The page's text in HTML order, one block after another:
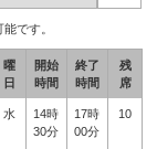
です。
曜
日
開始
時間
終了
時間
残
席
水
14時
30分
17時
00分
10